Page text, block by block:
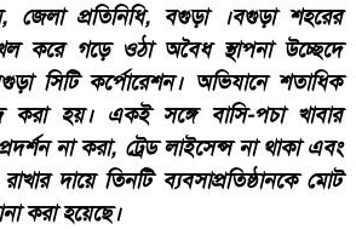
প্রতিনিধি, বগুড়া ।বগুড়া শহরের
গড়ে ওঠা অবৈধ স্থাপনা উচ্ছেদে
সিটি কর্পোরেশন। অভিযানে শতাধিক
করা হয়। একই সঙ্গে বাসি-পচা খাবার
না করা, ট্রেড লাইসেন্স না থাকা এবং
রাখার দায়ে তিনটি ব্যবসাপ্রতিষ্ঠানকে মোট
করা হয়েছে।